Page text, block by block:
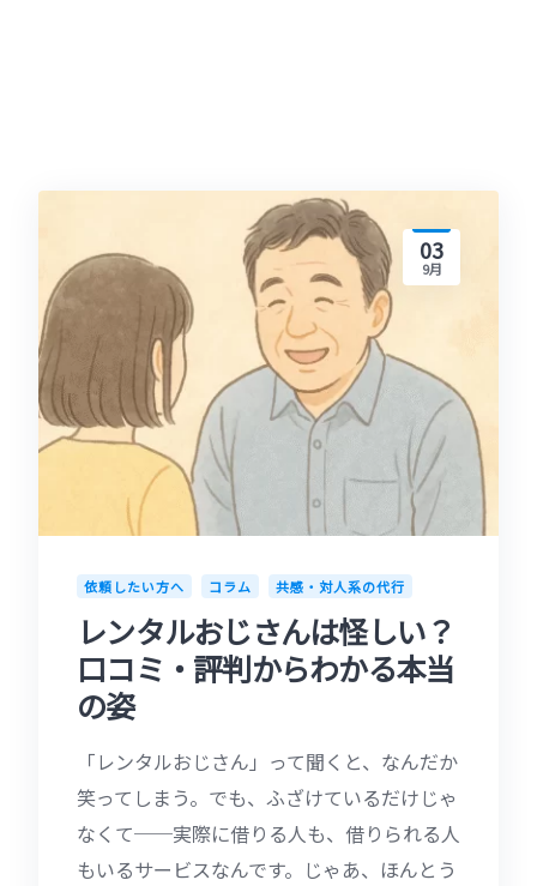
03
9月
依頼したい方へ コラム 共感・対人系の代行
レンタルおじさんは怪しい？
口コミ・評判からわかる本当
の姿
「レンタルおじさん」って聞くと、なんだか
笑ってしまう。でも、ふざけているだけじゃ
なくて──実際に借りる人も、借りられる人
もいるサービスなんです。じゃあ、ほんとう